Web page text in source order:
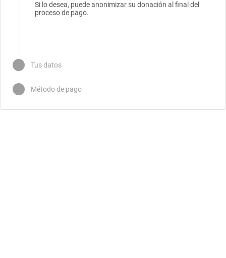
Si lo desea, puede anonimizar su donación al final del
proceso de pago.
Tus datos
Método de pago